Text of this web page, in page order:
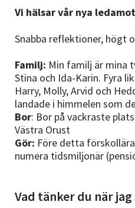
Nyheter
Avdelningar
Lyssna
Vi hälsar vår nya
Snabba reflektioner, högt
Familj: Min familj är mina
Stina och Ida-Karin. Fyra
Harry, Molly, Arvid och
landade i himmelen som
Bor: Bor på vackraste
Västra Orust
Gör: Före detta
numera tidsmiljonär
Vad tänker du när